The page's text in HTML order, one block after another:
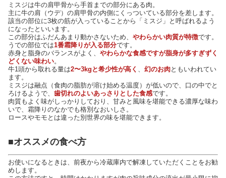
ミスジは牛の肩甲骨から手首までの部分にある肉。
主に牛の肩（ウデ）の肩甲骨の内側にくっついている部分を差します。
該当の部位に3枚の筋が入っていることから「ミスジ」と呼ばれるよう
になったといいます。
この部分はふだんあまり動かさないため、 やわらかい肉質が特徴です。
うでの部位では1番霜降りが入る部分です。
赤身と脂身のバランスがよく、 やわらかな食感ですが脂身が多すぎずく
どくない味わい。
牛1頭から取れる量は2〜3kgと希少性が高く 幻のお肉ともいわれてい
ます。
ミスジは融点（食肉の脂肪が溶け始める温度）が低いので、口の中でと
ろけるようで、 歯切れのよいあっさりとした食感です。
肉質もよく味がしっかりしており、甘みと風味を堪能できる濃厚な味わ
いで、霜降りのなかでも格別なおいしさ。
ロースやモモとは違った別世界の味を堪能できます。
■オススメの食べ方
お使いになるときは、前夜から冷蔵庫内で解凍していただくことをお勧
めします。